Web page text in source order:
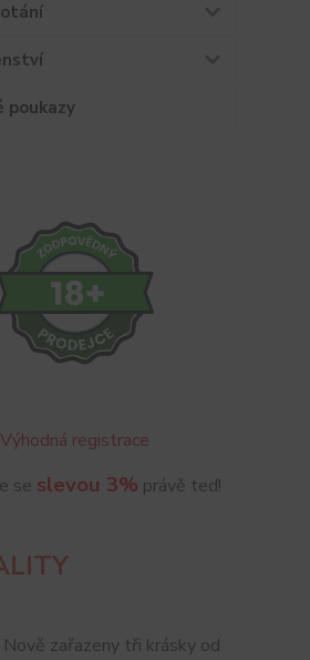
poukazy
Výhodná registrace
se slevou 3% právě teď!
zařazeny tři krásky od